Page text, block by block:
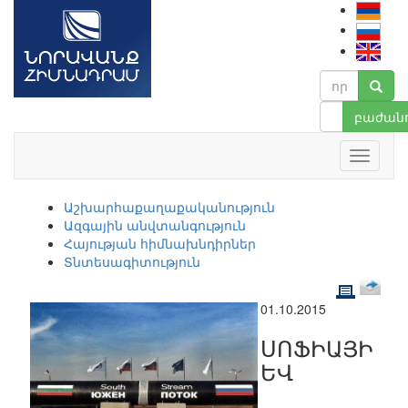
Աշխարհաքաղաքականություն
Ազգային անվտանգություն
Հայության հիմնախնդիրներ
Տնտեսագիտություն
01.10.2015
ՍՈՖԻԱՅԻ
ԵՎ